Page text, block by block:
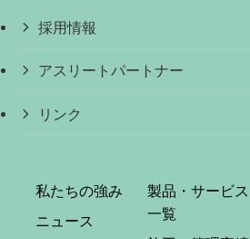
採用情報
アスリートパートナー
リンク
私たちの強み
ニュース
製品・サービス
一覧